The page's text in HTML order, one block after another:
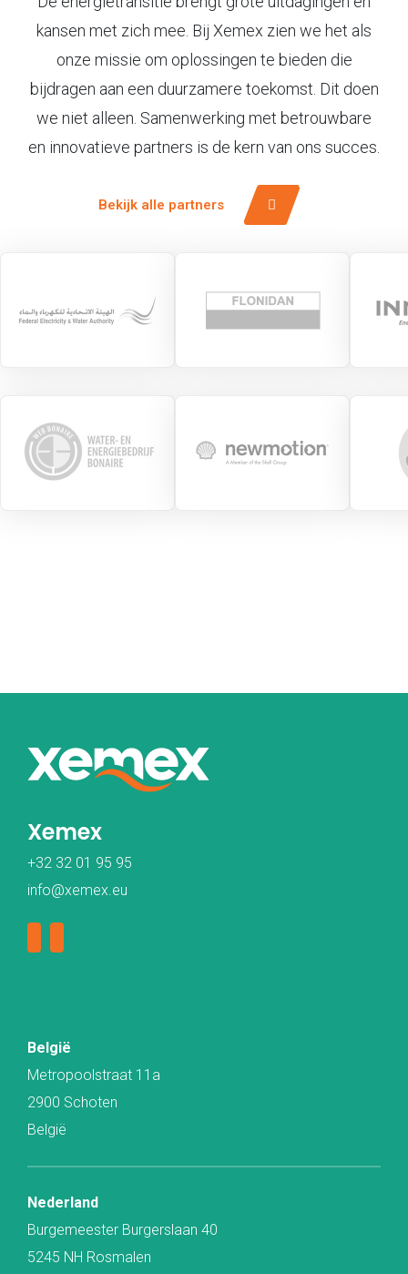
kansen met zich mee. Bij Xemex zien we het als
onze missie om oplossingen te bieden die
bijdragen aan een duurzamere toekomst. Dit doen
we niet alleen. Samenwerking met betrouwbare
en innovatieve partners is de kern van ons succes.
Bekijk alle partners
Xemex
+32 32 01 95 95
info@xemex.eu
België
Metropoolstraat 11a
2900 Schoten
België
Nederland
Burgemeester Burgerslaan 40
5245 NH Rosmalen